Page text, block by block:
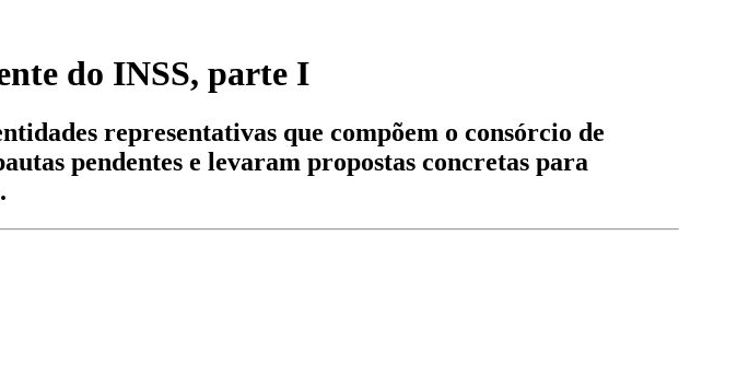
do INSS, parte I
representativas que compõem o consórcio de
pendentes e levaram propostas concretas para